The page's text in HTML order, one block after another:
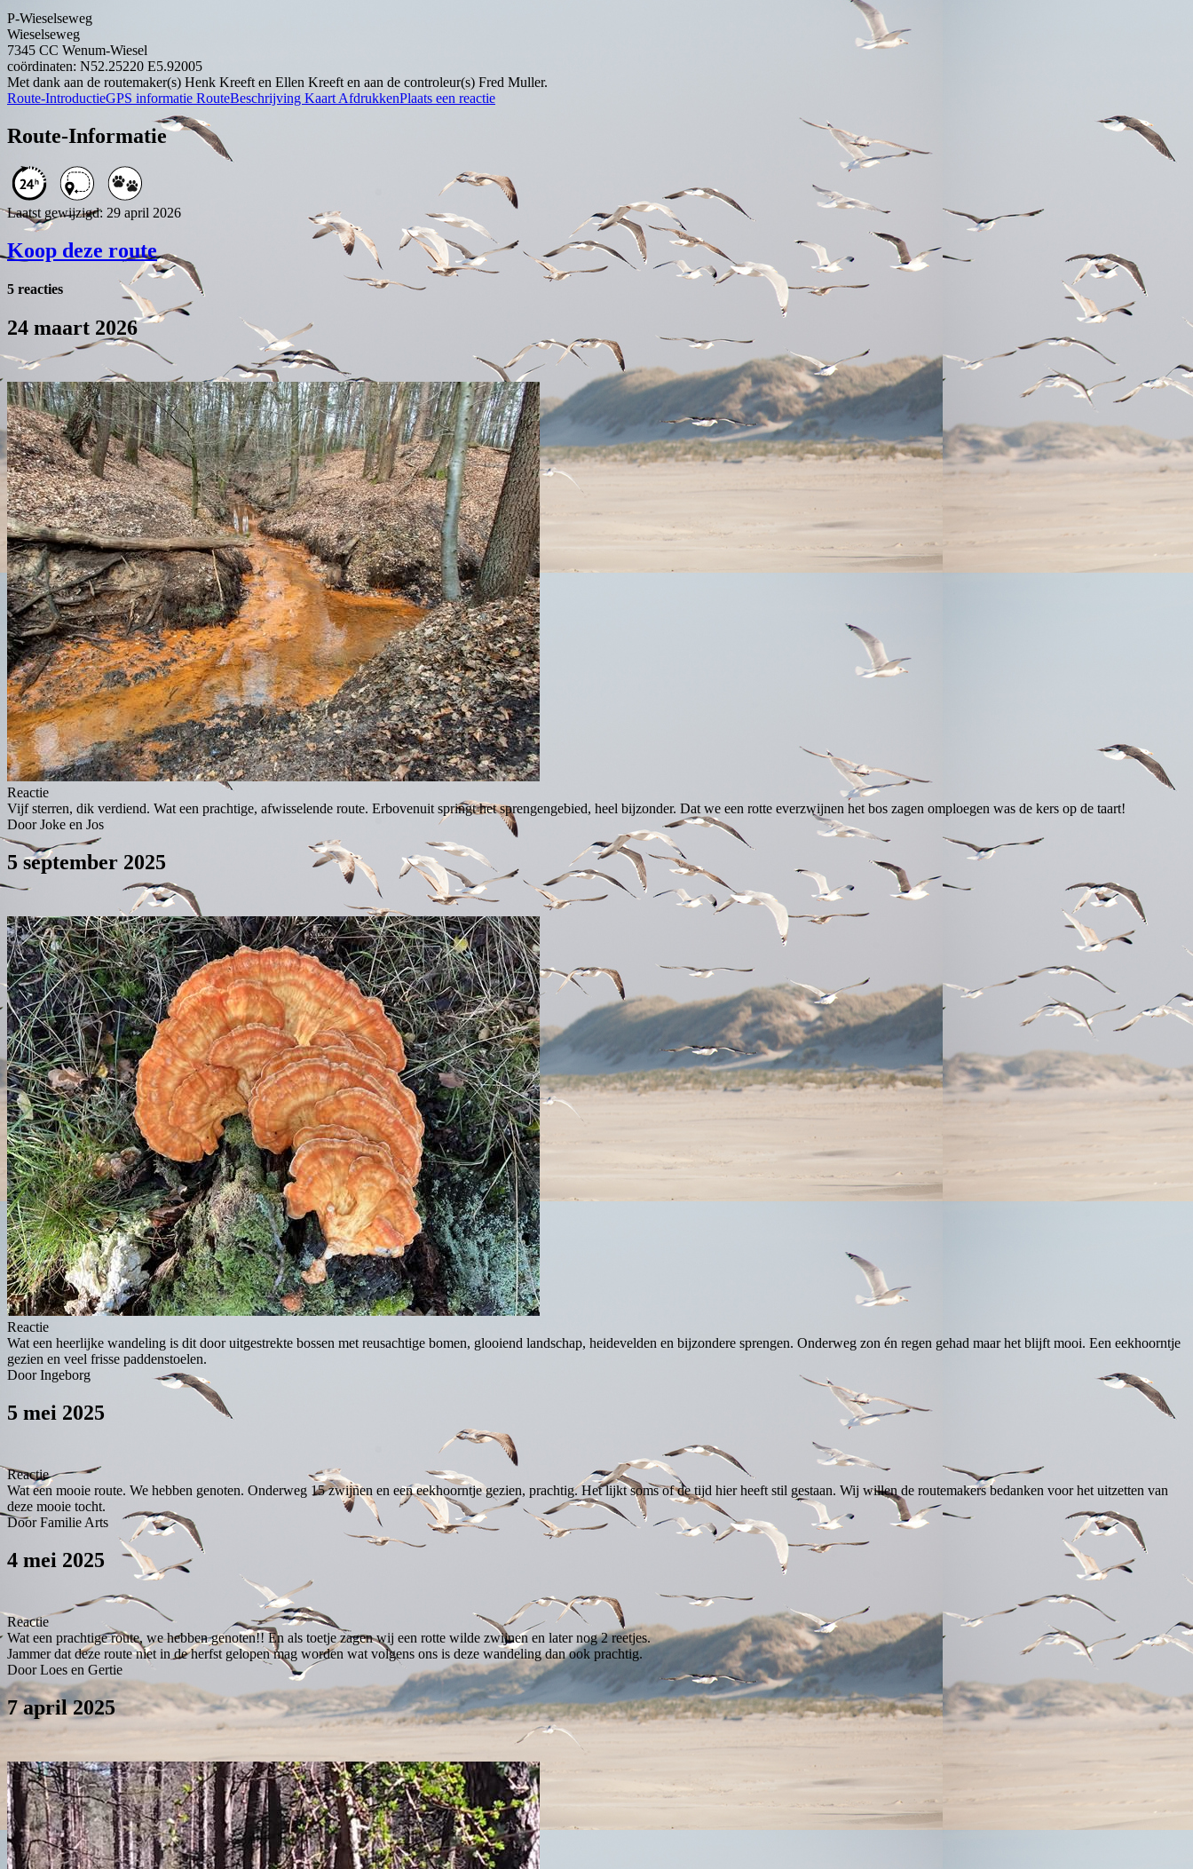
P-Wieselseweg
Wieselseweg
7345 CC Wenum-Wiesel
coördinaten: N52.25220 E5.92005
Met dank aan de routemaker(s) Henk Kreeft en Ellen Kreeft en aan de controleur(s) Fred Muller.
Route-IntroductieGPS informatie RouteBeschrijving Kaart AfdrukkenPlaats een reactie
Route-Informatie
Laatst gewijzigd: 29 april 2026
Koop deze route
5 reacties
24 maart 2026
Reactie
Vijf sterren, dik verdiend. Wat een prachtige, afwisselende route. Erbovenuit springt het sprengengebied, heel bijzonder. Dat we een rotte everzwijnen het bos zagen omploegen was de kers op de taart!
Door Joke en Jos
5 september 2025
Reactie
Wat een heerlijke wandeling is dit door uitgestrekte bossen met reusachtige bomen, glooiend landschap, heidevelden en bijzondere sprengen. Onderweg zon én regen gehad maar het blijft mooi. Een eekhoorntje
gezien en veel frisse paddenstoelen.
Door Ingeborg
5 mei 2025
Reactie
Wat een mooie route. We hebben genoten. Onderweg 15 zwijnen en een eekhoorntje gezien, prachtig. Het lijkt soms of de tijd hier heeft stil gestaan. Wij willen de routemakers bedanken voor het uitzetten van
deze mooie tocht.
Door Familie Arts
4 mei 2025
Reactie
Wat een prachtige route, we hebben genoten!! En als toetje zagen wij een rotte wilde zwijnen en later nog 2 reetjes.
Jammer dat deze route niet in de herfst gelopen mag worden wat volgens ons is deze wandeling dan ook prachtig.
Door Loes en Gertie
7 april 2025